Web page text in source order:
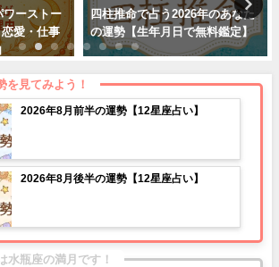
推命で占う2026年のあなた
勢【生年月日で無料鑑定】
タロット占い・元
対する気持ちは？
を見てみよう！
2026年8月前半の運勢【12星座占い】
2026年8月後半の運勢【12星座占い】
水瓶座の満月です！